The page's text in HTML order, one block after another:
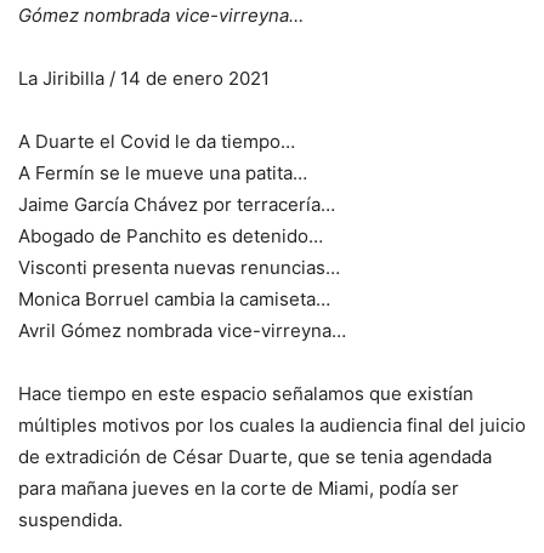
Gómez nombrada vice-virreyna…
La Jiribilla / 14 de enero 2021
A Duarte el Covid le da tiempo…
A Fermín se le mueve una patita…
Jaime García Chávez por terracería…
Abogado de Panchito es detenido…
Visconti presenta nuevas renuncias…
Monica Borruel cambia la camiseta…
Avril Gómez nombrada vice-virreyna…
Hace tiempo en este espacio señalamos que existían
múltiples motivos por los cuales la audiencia final del juicio
de extradición de César Duarte, que se tenia agendada
para mañana jueves en la corte de Miami, podía ser
suspendida.